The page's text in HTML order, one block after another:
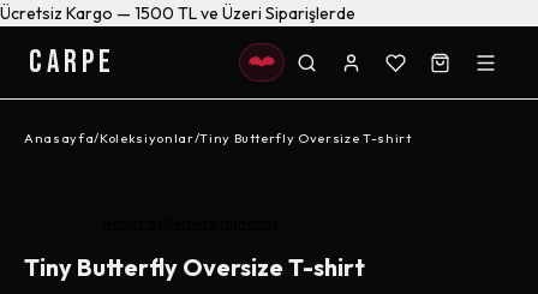
Ücretsiz Kargo — 1500 TL ve Üzeri Siparişlerde
CARPE
Anasayfa/Koleksiyonlar/Tiny Butterfly Oversize T-shirt
Tiny Butterfly Oversize T-shirt